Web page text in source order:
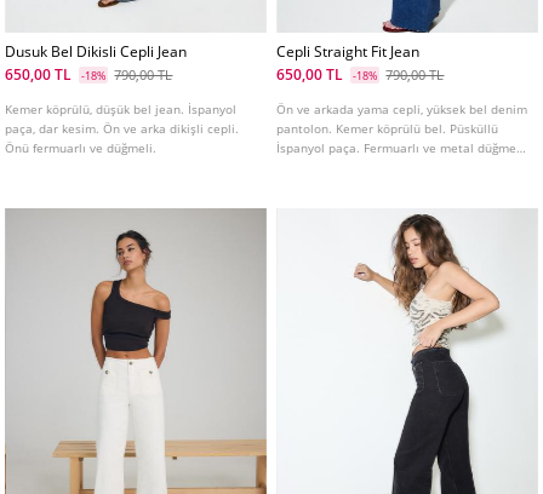
Dusuk Bel Dikisli Cepli Jean
650,00 TL
-18% 790,00 TL
Kemer köprülü, düşük bel jean. İspanyol
paça, dar kesim. Ön ve arka dikişli cepli.
Önü fermuarlı ve düğmeli.
Cepli Straight Fit Jean
650,00 TL
-18% 790,00 TL
Ön ve arkada yama cepli, yüksek bel denim
pantolon. Kemer köprülü bel. Püsküllü
İspanyol paça. Fermuarlı ve metal düğmeli